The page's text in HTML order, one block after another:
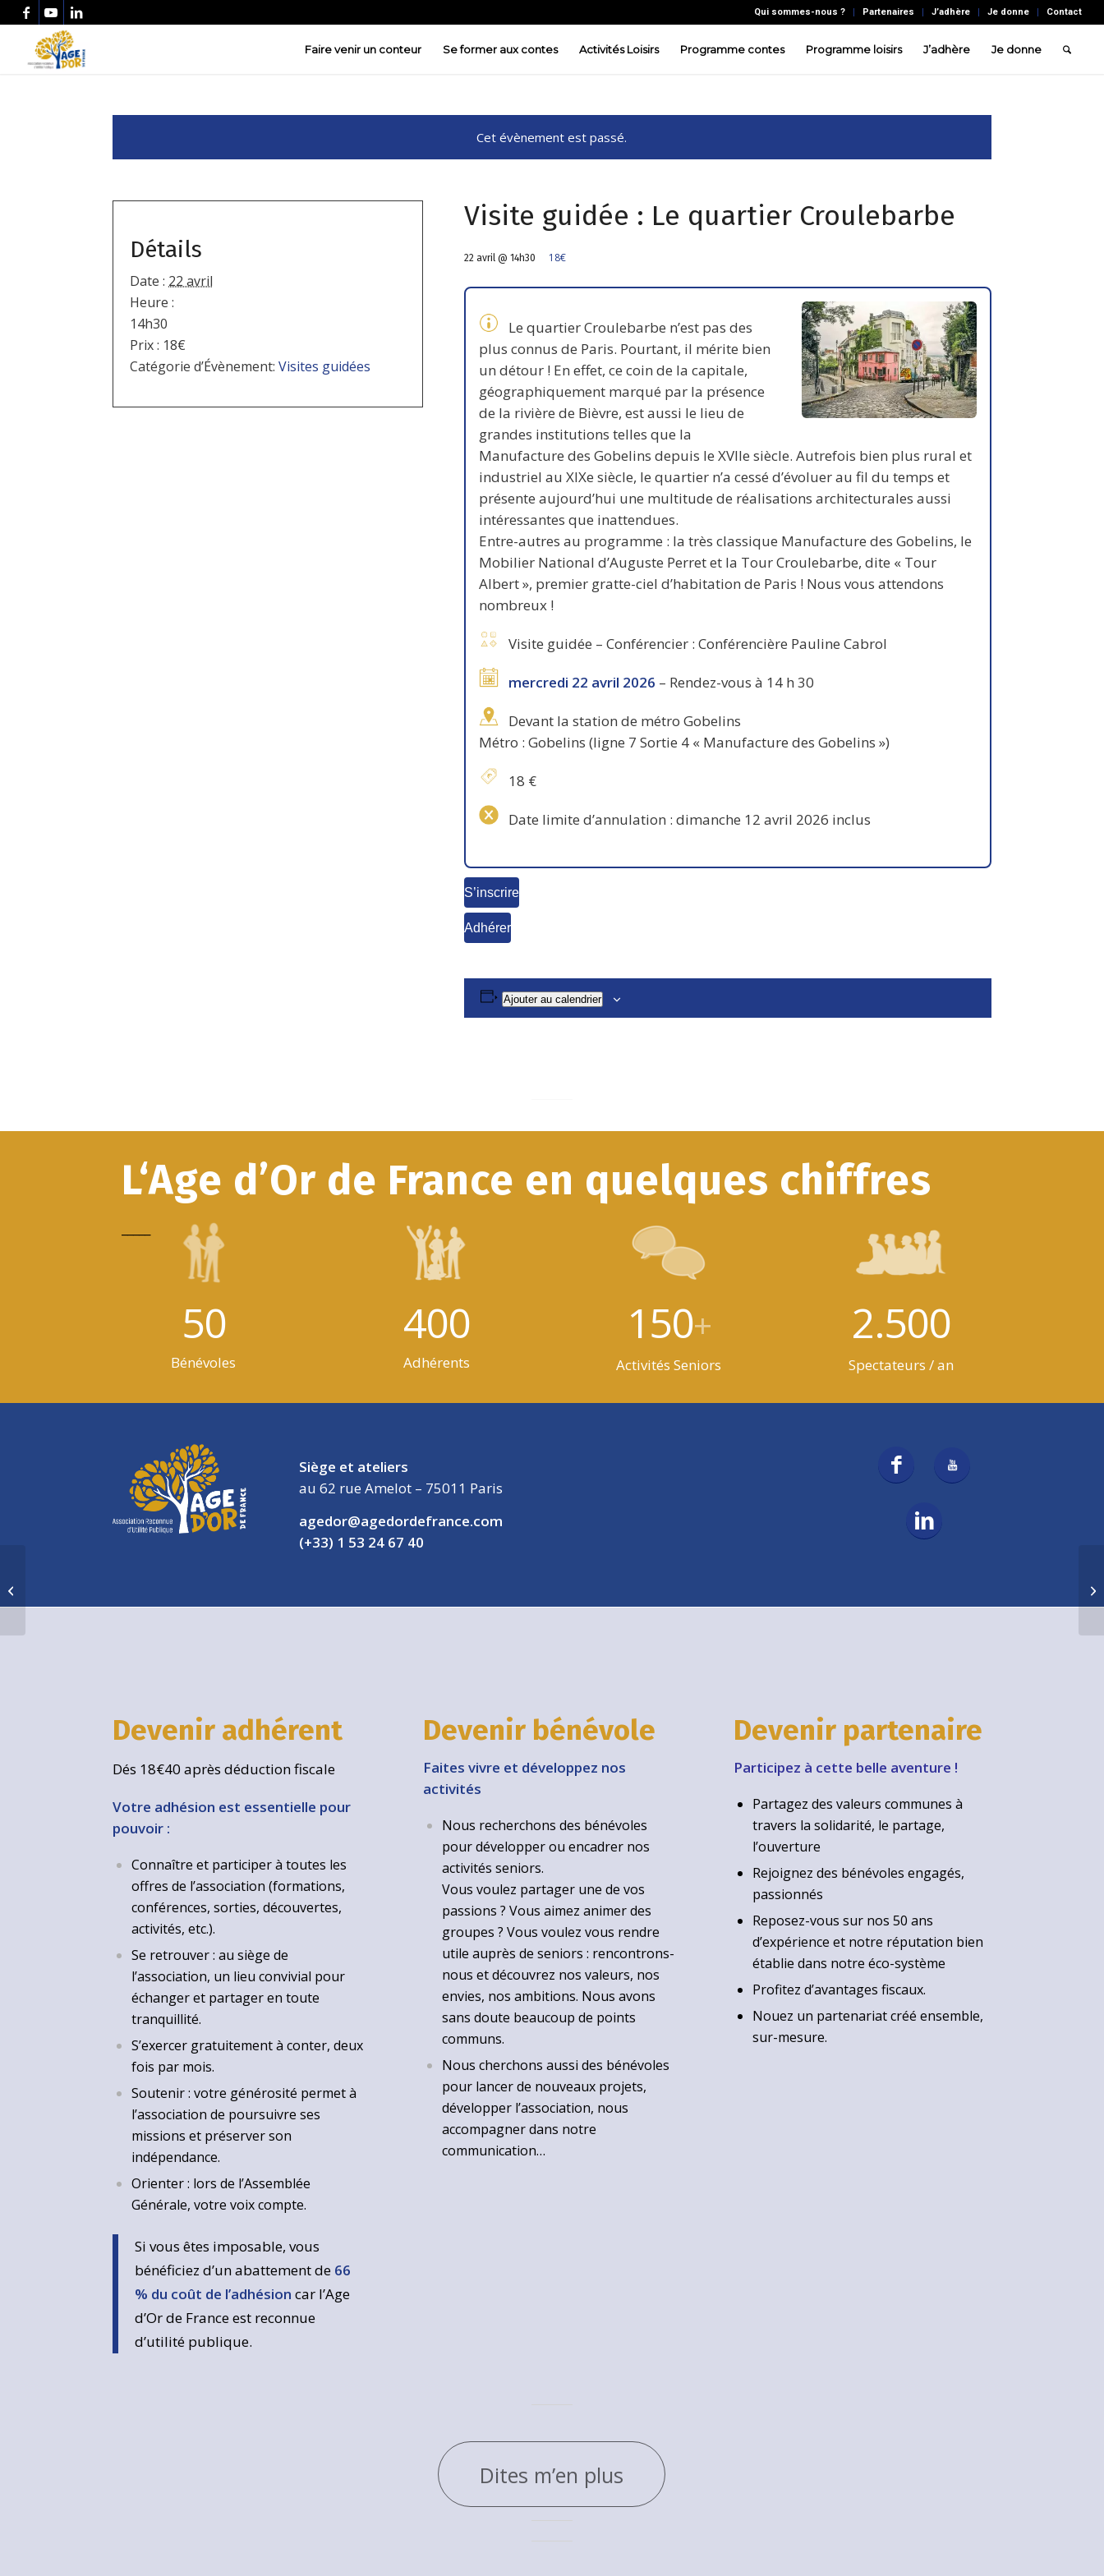
Qui sommes-nous ? Partenaires J’adhère Je donne Contact
Faire venir un conteur Se former aux contes Activités Loisirs Programme contes Programme loisirs J’adhère Je donne
Cet évènement est passé.
Visite guidée : Le quartier Croulebarbe
22 avril @ 14h30 18€
Le quartier Croulebarbe n’est pas des
plus connus de Paris. Pourtant, il mérite bien
un détour ! En effet, ce coin de la capitale,
géographiquement marqué par la présence
de la rivière de Bièvre, est aussi le lieu de
grandes institutions telles que la
Manufacture des Gobelins depuis le XVIIe siècle. Autrefois bien plus rural et
industriel au XIXe siècle, le quartier n’a cessé d’évoluer au fil du temps et
présente aujourd’hui une multitude de réalisations architecturales aussi
intéressantes que inattendues.
Entre-autres au programme : la très classique Manufacture des Gobelins, le
Mobilier National d’Auguste Perret et la Tour Croulebarbe, dite « Tour
Albert », premier gratte-ciel d’habitation de Paris ! Nous vous attendons
nombreux !
Visite guidée – Conférencier : Conférencière Pauline Cabrol
mercredi 22 avril 2026 – Rendez-vous à 14 h 30
Devant la station de métro Gobelins
Métro : Gobelins (ligne 7 Sortie 4 « Manufacture des Gobelins »)
18 €
Date limite d’annulation : dimanche 12 avril 2026 inclus
S’inscrire
Adhérer
Ajouter au calendrier
Détails
Date : 22 avril
Heure :
14h30
Prix : 18€
Catégorie d’Évènement: Visites guidées
L‘Age d’Or de France en quelques chiffres
50
Bénévoles
400
Adhérents
150+
Activités Seniors
2.500
Spectateurs / an
Siège et ateliers
au 62 rue Amelot – 75011 Paris
agedor@agedordefrance.com
(+33) 1 53 24 67 40
Devenir adhérent
Dés 18€40 après déduction fiscale
Votre adhésion est essentielle pour
pouvoir :
Connaître et participer à toutes les
offres de l’association (formations,
conférences, sorties, découvertes,
activités, etc.).
Se retrouver : au siège de
l’association, un lieu convivial pour
échanger et partager en toute
tranquillité.
S’exercer gratuitement à conter, deux
fois par mois.
Soutenir : votre générosité permet à
l’association de poursuivre ses
missions et préserver son
indépendance.
Orienter : lors de l’Assemblée
Générale, votre voix compte.
Si vous êtes imposable, vous
bénéficiez d’un abattement de 66
% du coût de l’adhésioncar l’Age
d’Or de France est reconnue
d’utilité publique.
Devenir bénévole
Faites vivre et développez nos
activités
Nous recherchons des bénévoles
pour développer ou encadrer nos
activités seniors.
Vous voulez partager une de vos
passions ? Vous aimez animer des
groupes ? Vous voulez vous rendre
utile auprès de seniors : rencontrons-
nous et découvrez nos valeurs, nos
envies, nos ambitions. Nous avons
sans doute beaucoup de points
communs.
Nous cherchons aussi des bénévoles
pour lancer de nouveaux projets,
développer l’association, nous
accompagner dans notre
communication…
Devenir partenaire
Participez à cette belle aventure !
Partagez des valeurs communes à
travers la solidarité, le partage,
l’ouverture
Rejoignez des bénévoles engagés,
passionnés
Reposez-vous sur nos 50 ans
d’expérience et notre réputation bien
établie dans notre éco-système
Profitez d’avantages fiscaux.
Nouez un partenariat créé ensemble,
sur-mesure.
Dites m’en plus
Andre